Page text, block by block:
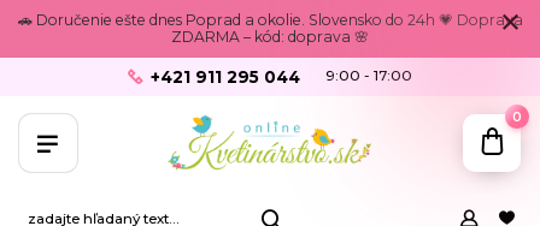
🚗 Doručenie ešte dnes Poprad a okolie. Slovensko do 24h 💗 Doprava
ZDARMA – kód: doprava 🌸
+421 911 295 044 9:00 - 17:00
0